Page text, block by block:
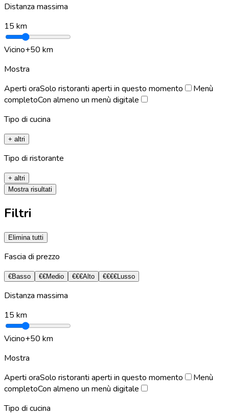
Distanza massima
15 km
Vicino+50 km
Mostra
Aperti oraSolo ristoranti aperti in questo momento
Menù
completoCon almeno un menù digitale
Tipo di cucina
+ altri
Tipo di ristorante
+ altri
Mostra risultati
Filtri
Elimina tutti
Fascia di prezzo
€Basso €€Medio €€€Alto €€€€Lusso
Distanza massima
15 km
Vicino+50 km
Mostra
Aperti oraSolo ristoranti aperti in questo momento
Menù
completoCon almeno un menù digitale
Tipo di cucina